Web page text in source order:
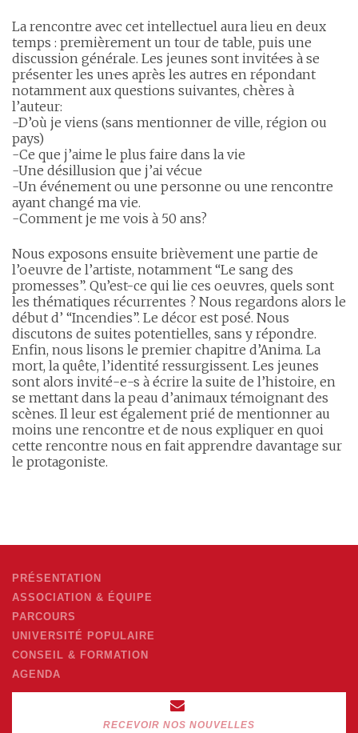
La rencontre avec cet intellectuel aura lieu en deux
temps : premièrement un tour de table, puis une
discussion générale. Les jeunes sont invité·e·s à se
présenter les un·e·s après les autres en répondant
notamment aux questions suivantes, chères à
l’auteur:
-D’où je viens (sans mentionner de ville, région ou
pays)
-Ce que j’aime le plus faire dans la vie
-Une désillusion que j’ai vécue
-Un événement ou une personne ou une rencontre
ayant changé ma vie.
-Comment je me vois à 50 ans?
Nous exposons ensuite brièvement une partie de
l’oeuvre de l’artiste, notamment “Le sang des
promesses”. Qu’est-ce qui lie ces oeuvres, quels sont
les thématiques récurrentes ? Nous regardons alors le
début d’ “Incendies”. Le décor est posé. Nous
discutons de suites potentielles, sans y répondre.
Enfin, nous lisons le premier chapitre d’Anima. La
mort, la quête, l’identité ressurgissent. Les jeunes
sont alors invité-e-s à écrire la suite de l’histoire, en
se mettant dans la peau d’animaux témoignant des
scènes. Il leur est également prié de mentionner au
moins une rencontre et de nous expliquer en quoi
cette rencontre nous en fait apprendre davantage sur
le protagoniste.
PRÉSENTATION
ASSOCIATION & ÉQUIPE
PARCOURS
UNIVERSITÉ POPULAIRE
CONSEIL & FORMATION
AGENDA
RECEVOIR NOS NOUVELLES